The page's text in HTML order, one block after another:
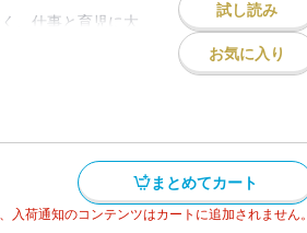
、仕事と育児に大
試し読み
お気に入り
まとめてカート
入荷通知のコンテンツはカートに追加されません。